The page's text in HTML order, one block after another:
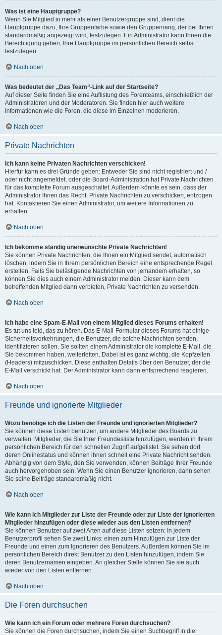
Was ist eine Hauptgruppe?
Wenn Sie Mitglied in mehr als einer Benutzergruppe sind, dient die
Hauptgruppe dazu, Ihre Gruppenfarbe sowie den Gruppenrang, der bei Ihnen
standardmäßig angezeigt wird, festzulegen. Ein Administrator kann Ihnen die
Berechtigung geben, Ihre Hauptgruppe im persönlichen Bereich selbst
festzulegen.
Nach oben
Was bedeutet der „Das Team“-Link auf der Startseite?
Auf dieser Seite finden Sie eine Auflistung des Forenteams, einschließlich der
Administratoren und der Moderatoren. Sie finden hier auch weitere
Informationen wie die Foren, die diese im Einzelnen moderieren.
Nach oben
Private Nachrichten
Ich kann keine Privaten Nachrichten verschicken!
Hierfür kann es drei Gründe geben: Entweder Sie sind nicht registriert und /
oder nicht angemeldet, oder die Board-Administration hat Private Nachrichten
für das komplette Forum ausgeschaltet. Außerdem könnte es sein, dass der
Administrator Ihnen das Recht, Private Nachrichten zu verschicken, entzogen
hat. Kontaktieren Sie einen Administrator, um weitere Informationen zu
erhalten.
Nach oben
Ich bekomme ständig unerwünschte Private Nachrichten!
Sie können Private Nachrichten, die Ihnen ein Mitglied sendet, automatisch
löschen, indem Sie in Ihrem persönlichen Bereich eine entsprechende Regel
erstellen. Falls Sie belästigende Nachrichten von jemandem erhalten, so
können Sie dies auch einem Administrator melden. Dieser kann dem
betreffenden Mitglied dann verbieten, Private Nachrichten zu versenden.
Nach oben
Ich habe eine Spam-E-Mail von einem Mitglied dieses Forums erhalten!
Es tut uns leid, das zu hören. Das E-Mail-Formular dieses Forums hat einige
Sicherheitsvorkehrungen, die Benutzer, die solche Nachrichten senden,
identifizieren sollen. Sie sollten einem Administrator die komplette E-Mail, die
Sie bekommen haben, weiterleiten. Dabei ist es ganz wichtig, die Kopfzeilen
(Headers) mitzuschicken. Diese enthalten Details über den Benutzer, der die
E-Mail verschickt hat. Der Administrator kann dann entsprechend reagieren.
Nach oben
Freunde und ignorierte Mitglieder
Wozu benötige ich die Listen der Freunde und ignorierten Mitglieder?
Sie können diese Listen benutzen, um andere Mitglieder des Boards zu
verwalten. Mitglieder, die Sie Ihrer Freundesliste hinzufügen, werden in Ihrem
persönlichen Bereich für den schnellen Zugriff aufgelistet. Sie sehen dort
deren Onlinestatus und können ihnen schnell eine Private Nachricht senden.
Abhängig von dem Style, den Sie verwenden, können Beiträge Ihrer Freunde
auch hervorgehoben sein. Wenn Sie einen Benutzer ignorieren, dann sehen
Sie seine Beiträge standardmäßig nicht.
Nach oben
Wie kann ich Mitglieder zur Liste der Freunde oder zur Liste der ignorierten
Mitglieder hinzufügen oder diese wieder aus den Listen entfernen?
Sie können Benutzer auf zwei Arten auf diese Listen setzen: In jedem
Benutzerprofil sehen Sie zwei Links: einen zum Hinzufügen zur Liste der
Freunde und einen zum Ignorieren des Benutzers. Außerdem können Sie im
persönlichen Bereich direkt Benutzer zu den Listen hinzufügen, indem Sie
deren Benutzernamen eingeben. An gleicher Stelle können Sie sie auch
wieder von den Listen entfernen.
Nach oben
Die Foren durchsuchen
Wie kann ich ein Forum oder mehrere Foren durchsuchen?
Sie können die Foren durchsuchen, indem Sie einen Suchbegriff in die